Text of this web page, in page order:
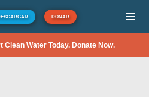
DONAR
Water Today. Donate Now.